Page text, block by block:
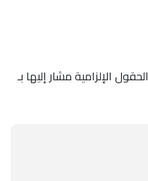
الحقول الإلزامية مشار إليها بـ